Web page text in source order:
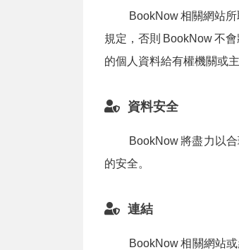
BookNow相關網站
規定，否則 BookNow不會
的個人資料給有權機關或
資料安全
BookNow 將盡力以
的安全。
連結
BookNow相關網站